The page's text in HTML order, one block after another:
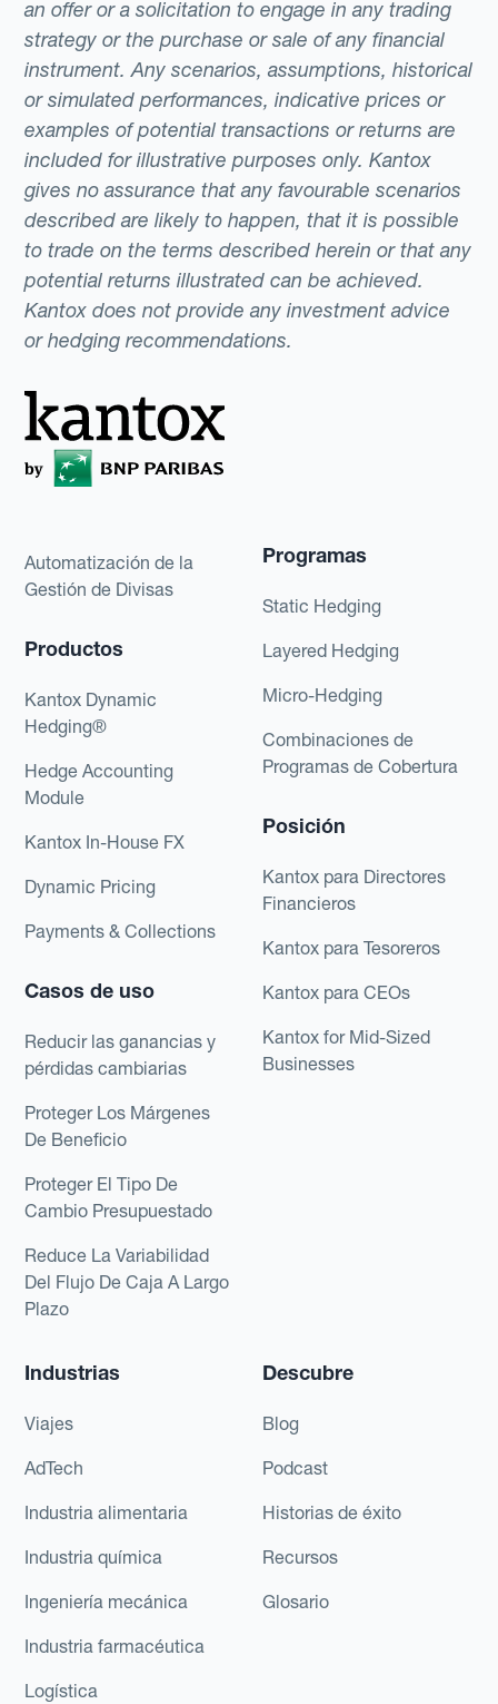
an offer or a solicitation to engage in any trading
strategy or the purchase or sale of any financial
instrument. Any scenarios, assumptions, historical
or simulated performances, indicative prices or
examples of potential transactions or returns are
included for illustrative purposes only. Kantox
gives no assurance that any favourable scenarios
described are likely to happen, that it is possible
to trade on the terms described herein or that any
potential returns illustrated can be achieved.
Kantox does not provide any investment advice
or hedging recommendations.
Automatización de la
Gestión de Divisas
Productos
Kantox Dynamic
Hedging®
Hedge Accounting
Module
Kantox In-House FX
Dynamic Pricing
Payments & Collections
Casos de uso
Reducir las ganancias y
pérdidas cambiarias
Proteger Los Márgenes
De Beneficio
Proteger El Tipo De
Cambio Presupuestado
Reduce La Variabilidad
Del Flujo De Caja A Largo
Plazo
Programas
Static Hedging
Layered Hedging
Micro-Hedging
Combinaciones de
Programas de Cobertura
Posición
Kantox para Directores
Financieros
Kantox para Tesoreros
Kantox para CEOs
Kantox for Mid-Sized
Businesses
Industrias
Viajes
AdTech
Industria alimentaria
Industria química
Ingeniería mecánica
Industria farmacéutica
Logística
Descubre
Blog
Podcast
Historias de éxito
Recursos
Glosario